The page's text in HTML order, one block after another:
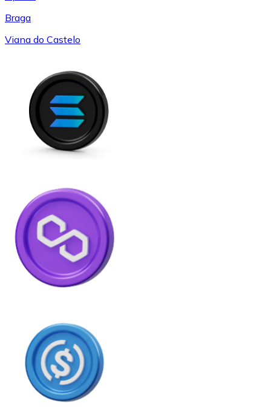
Braga
Viana do Castelo